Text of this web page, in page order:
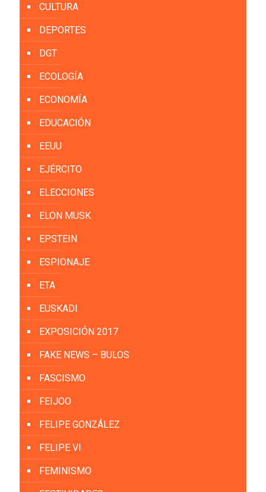
CULTURA
DEPORTES
DGT
ECOLOGÍA
ECONOMÍA
EDUCACIÓN
EEUU
EJÉRCITO
ELECCIONES
ELON MUSK
EPSTEIN
ESPIONAJE
ETA
EUSKADI
EXPOSICIÓN 2017
FAKE NEWS – BULOS
FASCISMO
FEIJOO
FELIPE GONZÁLEZ
FELIPE VI
FEMINISMO